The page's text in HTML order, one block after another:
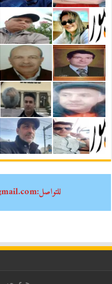
للتواصل:oubourmag21@gmail.com